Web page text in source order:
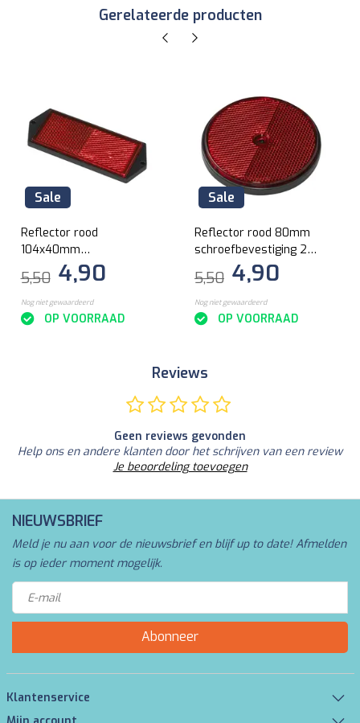
Gerelateerde producten
Sale
Reflector rood
104x40mm
schroefbevestiging 2
stuks
5,50 4,90
Nog niet gewaardeerd
OP VOORRAAD
Sale
Reflector rood 80mm
schroefbevestiging 2
5,50 4,90
Nog niet gewaardeerd
OP VOORRAAD
Reviews
Geen reviews gevonden
Help ons en andere klanten door het schrijven van een review
Je beoordeling toevoegen
NIEUWSBRIEF
Meld je nu aan voor de nieuwsbrief en blijf up to date! Afmelden
is op ieder moment mogelijk.
Abonneer
Klantenservice